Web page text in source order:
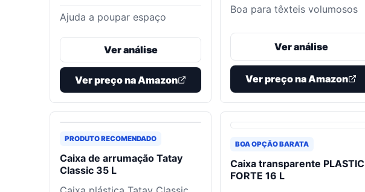
Ajuda a poupar espaço
Ver análise
Ver preço na Amazon
Boa para têxteis volumosos
Ver análise
Ver preço na Amazon
PRODUTO RECOMENDADO
Caixa de arrumação Tatay
Classic 35 L
BOA OPÇÃO BARATA
Caixa transparente PLASTIC
FORTE 16 L